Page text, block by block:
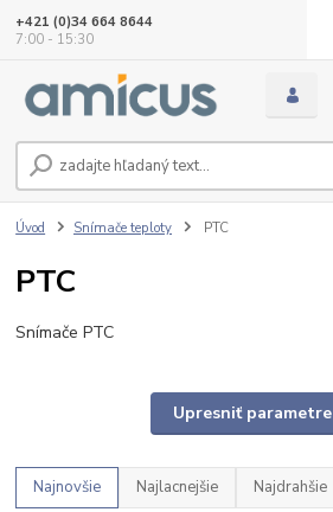
+421 (0)34 664 8644
7:00 - 15:30
Úvod Snímače teploty PTC
PTC
Snímače PTC
Upresniť parametre
Najnovšie Najlacnejšie Najdrahšie